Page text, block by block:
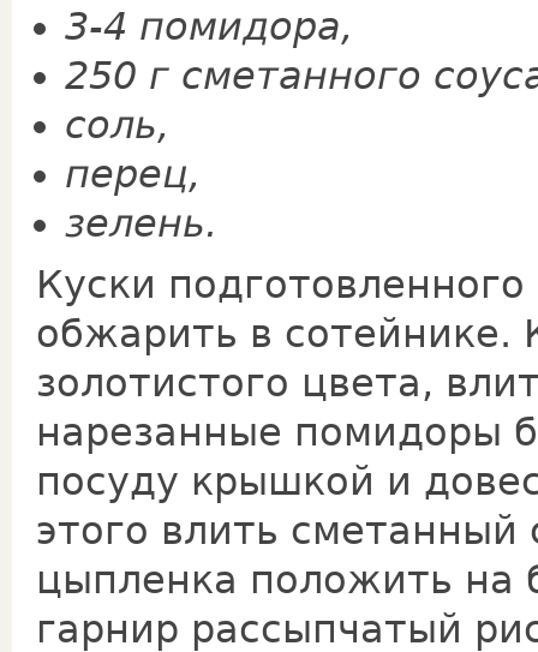
3-4 помидора,
250 г сметанного
соль,
перец,
зелень.
Куски
обжарить в сотейнике.
золотистого цвета,
нарезанные помидоры
посуду крышкой и
этого влить сметанный
цыпленка поло­жить на
гарнир­ рассыпчатый